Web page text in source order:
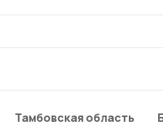
Тамбовская область